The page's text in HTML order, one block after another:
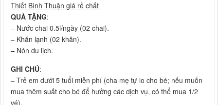
Thiết Bình Thuận giá rẻ chất
QUÀ TẶNG:
– Nước chai 0.5l/ngày (02 chai).
– Khăn lạnh (02 khăn).
– Nón du lịch.
GHI CHÚ:
– Trẻ em dưới 5 tuổi miễn phí (cha mẹ tự lo cho bé; nếu muốn
mua thêm suất cho bé để hưởng các dịch vụ, có thể mua 1/2
vé).